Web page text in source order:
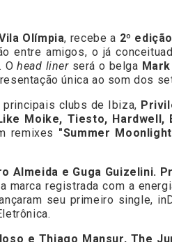
Olímpia, recebe a 2º edição
entre amigos, o já
Ohead linerserá o belga
única ao som dos
clubs de Ibiza,
Moike, Tiesto, Hardwell,
remixes "Summer
Almeida e Guga Guizelini.
registrada com a
seu primeiro single,
e Thiago Mansur, The